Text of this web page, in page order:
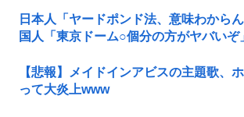
日本人「ヤードポンド法、意味わから
国人「東京ドーム○個分の方がヤバいぞ
【悲報】メイドインアビスの主題歌、
って大炎上www